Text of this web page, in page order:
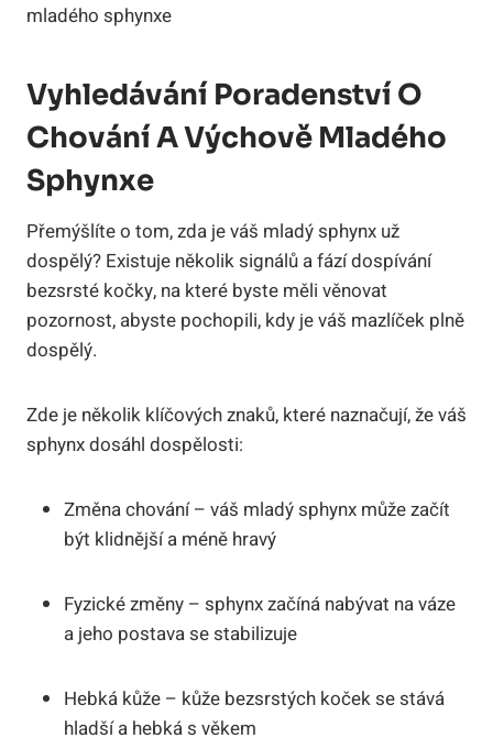
Vyhledávání Poradenství O
Chování A Výchově Mladého
Sphynxe
Přemýšlíte o tom, zda je váš mladý sphynx už
dospělý? Existuje několik signálů a fází dospívání
bezsrsté kočky, na které byste měli věnovat
pozornost, abyste pochopili, kdy je váš mazlíček plně
dospělý.
Zde je několik klíčových znaků, které naznačují, že váš
sphynx dosáhl dospělosti:
Změna chování – váš mladý sphynx může začít
být klidnější a méně hravý
Fyzické změny – sphynx začíná nabývat na váze
a jeho postava se stabilizuje
Hebká kůže – kůže bezsrstých koček se stává
hladší a hebká s věkem